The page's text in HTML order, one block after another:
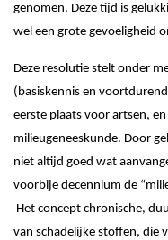
genomen. Deze tijd is
wel een grote gevoeligheid
Deze resolutie stelt onder
(basiskennis en
eerste plaats voor artsen,
milieugeneeskunde. Door
niet altijd goed wat
voorbije decennium de
Het concept chronische,
van schadelijke stoffen, die